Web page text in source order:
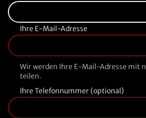
Ihre E-Mail-Adresse
Wir werden Ihre E-Mail-Adresse mit
teilen.
Ihre Telefonnummer (optional)